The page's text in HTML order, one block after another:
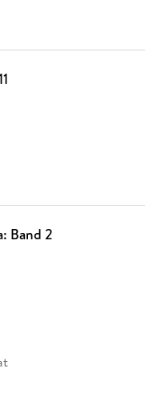
Band 2